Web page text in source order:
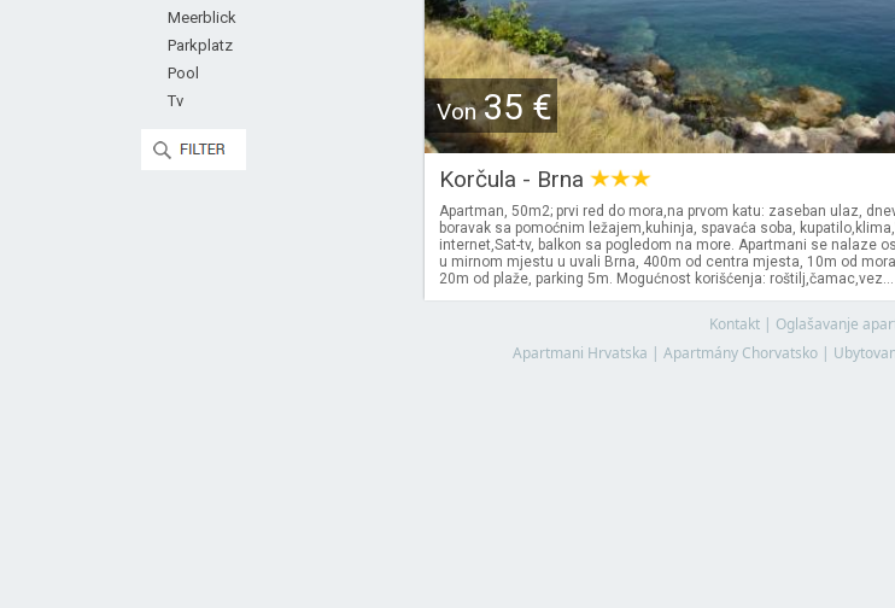
Meerblick
Parkplatz
Pool
Tv
Von35 €
Korčula - Brna
Apartman, 50m2; prvi red do mora,na prvom katu: zaseban ulaz,
boravak sa pomoćnim ležajem,kuhinja, spavaća soba,
internet,Sat-tv, balkon sa pogledom na more. Apartmani se nalaze
u mirnom mjestu u uvali Brna, 400m od centra mjesta, 10m od mora,
20m od plaže, parking 5m. Mogućnost korišćenja: roštilj,čamac,vez...
Kontakt| Oglašavanje
Apartmani Hrvatska | Apartmány Chorvatsko|